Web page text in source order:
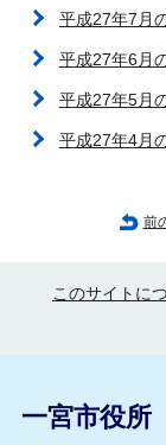
平成27年7月
平成27年6月
平成27年5月
平成27年4月
前
このサイトに
一宮市役所